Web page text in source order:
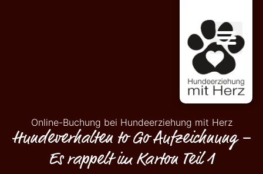
Online-Buchung bei Hundeerziehung mit Herz
Hundeverhalten to Go Aufzeichnung –
Es rappelt im Karton Teil 1